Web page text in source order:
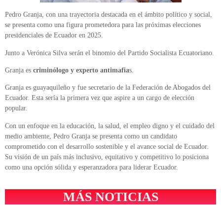
Pedro Granja, con una trayectoria destacada en el ámbito político y social,
se presenta como una figura prometedora para las próximas elecciones
presidenciales de Ecuador en 2025.
Junto a Verónica Silva serán el binomio del Partido Socialista Ecuatoriano.
Granja es criminólogo y experto antimafias.
Granja es guayaquileño y fue secretario de la Federación de Abogados del
Ecuador. Esta sería la primera vez que aspire a un cargo de elección
popular.
Con un enfoque en la educación, la salud, el empleo digno y el cuidado del
medio ambiente, Pedro Granja se presenta como un candidato
comprometido con el desarrollo sostenible y el avance social de Ecuador.
Su visión de un país más inclusivo, equitativo y competitivo lo posiciona
como una opción sólida y esperanzadora para liderar Ecuador.
MÁS NOTICIAS